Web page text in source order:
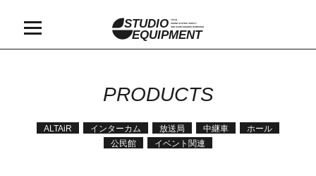
STUDIO
TOTAL
SOUND SYSTEM SUPPLY
AND MAINTAINANCE WORKSHOP
EQUIPMENT
PRODUCTS
ALTAiR インターカム 放送局 中継車
ホール
公民館
イベント関連